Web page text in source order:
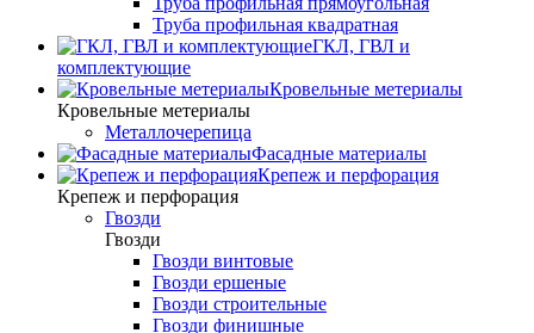
Труба профильная квадратная
ГКЛ, ГВЛ и
комплектующие
Кровельные метериалы
Кровельные метериалы
Металлочерепица
Фасадные материалы
Крепеж и перфорация
Крепеж и перфорация
Гвозди
Гвозди
Гвозди винтовые
Гвозди ершеные
Гвозди строительные
Гвозди финишные